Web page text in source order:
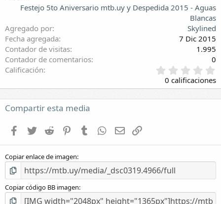
Festejo 5to Aniversario mtb.uy y Despedida 2015 - Aguas
Blancas
Agregado por
Skylined
Fecha agregada
7 Dic 2015
Contador de visitas
1.995
Contador de comentarios
0
Calificación
,
0
0
(
)
0 calificaciones
Compartir esta media
Facebook
Twitter Reddit PinterestTumblr WhatsApp
E-mail
Copiar enlace de imagen
Copiar código BB imagen